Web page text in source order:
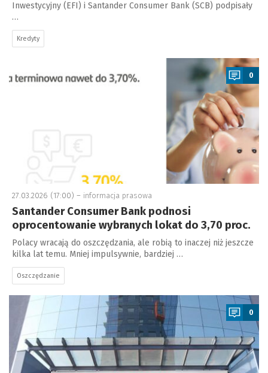
Inwestycyjny (EFI) i Santander Consumer Bank (SCB) podpisały
…
Kredyty
0
27.03.2026 (17:00) – informacja prasowa
Santander Consumer Bank podnosi
oprocentowanie wybranych lokat do 3,70 proc.
Polacy wracają do oszczędzania, ale robią to inaczej niż jeszcze
kilka lat temu. Mniej impulsywnie, bardziej …
Oszczędzanie
a
0